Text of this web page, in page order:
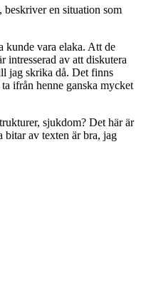
beskriver en situation som
kunde vara elaka. Att de
intresserad av att diskutera
jag skrika då. Det finns
ifrån henne ganska mycket
sjukdom? Det här är
av texten är bra, jag